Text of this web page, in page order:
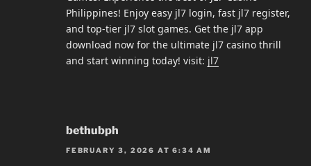
Philippines! Enjoy easy jl7 login, fast jl7 register,
and top-tier jl7 slot games. Get the jl7 app
download now for the ultimate jl7 casino thrill
and start winning today! visit: jl7
bethubph
FEBRUARY 3, 2026 AT 6:34 AM